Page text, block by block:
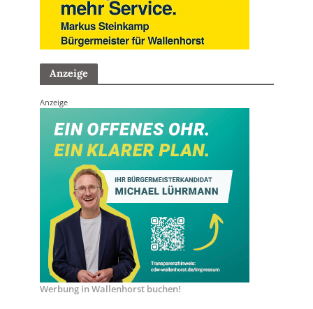
Anzeige
Anzeige
Werbung in Wallenhorst buchen!